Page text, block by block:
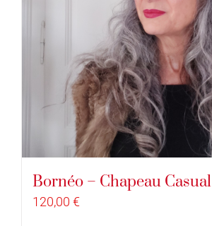
Bornéo – Chapeau Casual
120,00 €